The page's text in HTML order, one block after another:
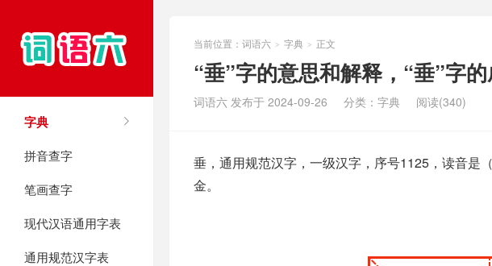
字典
拼音查字
笔画查字
现代汉语通用字表
通用规范汉字表
当前位置： 词语六 > 字典 > 正文
“垂”字的意思和解释，“垂”字
词语六 发布于 2024-09-26 分类： 字典 阅读(340)
垂，通用规范汉字，一级汉字，序号1125，读音是
金。